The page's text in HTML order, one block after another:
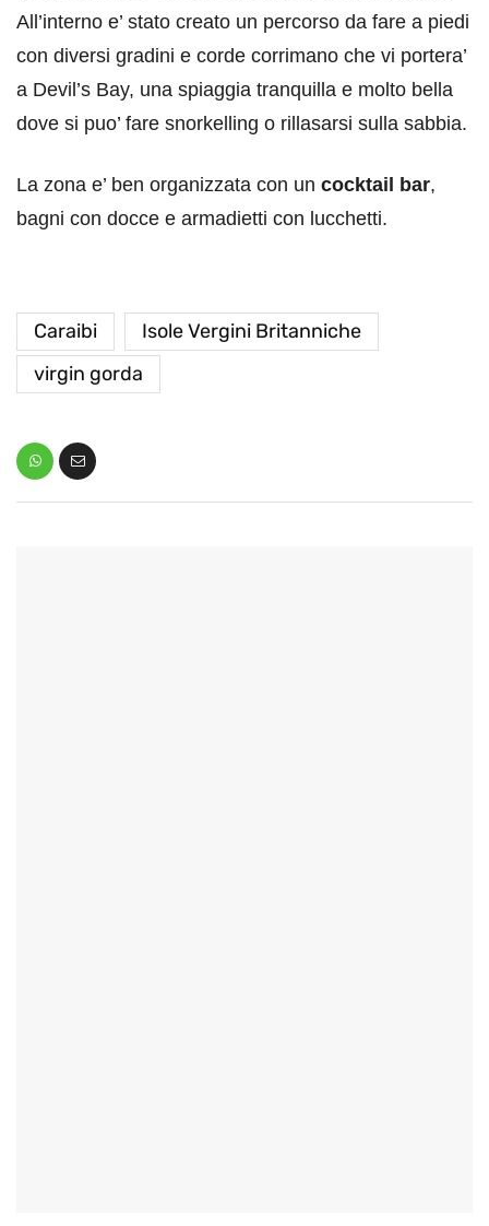
All’interno e’ stato creato un percorso da fare a piedi
con diversi gradini e corde corrimano che vi portera’
a Devil’s Bay, una spiaggia tranquilla e molto bella
dove si puo’ fare snorkelling o rillasarsi sulla sabbia.
La zona e’ ben organizzata con un cocktail bar,
bagni con docce e armadietti con lucchetti.
Caraibi
Isole Vergini Britanniche
virgin gorda